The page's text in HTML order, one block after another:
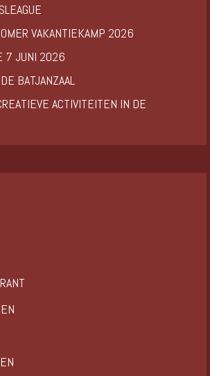
VAKANTIEKAMP 2026
7 JUNI 2026
BATJANZAAL
ACTIVITEITEN IN DE